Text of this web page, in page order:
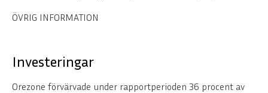
ÖVRIG INFORMATION
Investeringar
Orezone förvärvade under rapportperioden 36 procent av